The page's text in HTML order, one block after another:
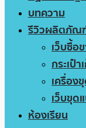
บทความ
รีวิวผลิตภัณ
เว็บซื้อ
กระเป๋
เครื่อง
เว็บขุด
ห้องเรียน